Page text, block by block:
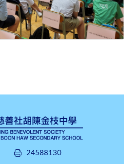
24588130